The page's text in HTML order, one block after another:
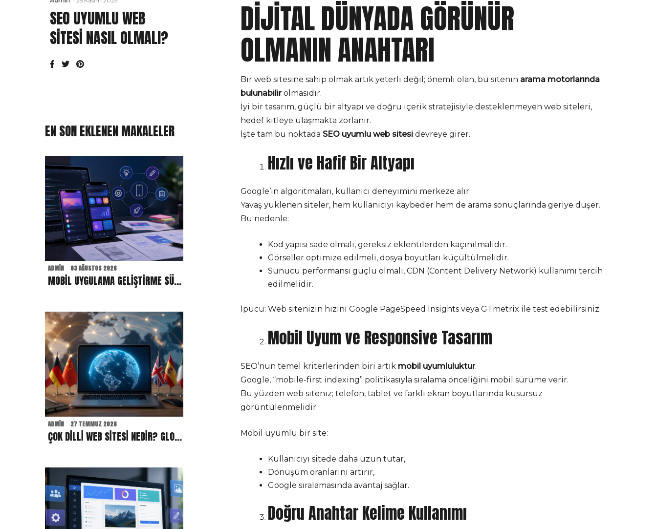
SEO UYUMLU WEB
SITESI NASIL OLMALI?
EN SON EKLENEN MAKALELER
ADMIN 03 AĞUSTOS 2026
MOBIL UYGULAMA GELIŞTIRME SÜRECI: IOS VE ANDROID UYGULAMALAR MARKALARA NE KAZANDIRIR?
ADMIN 27 TEMMUZ 2026
ÇOK DILLI WEB SITESI NEDIR? GLOBAL HEDEF KITLEYE ULAŞMAK İSTEYEN MARKALAR İÇIN AVANTAJLARI
DIJITAL DÜNYADA GÖRÜNÜR
OLMANIN ANAHTARI
Bir web sitesine sahip olmak artık yeterli değil; önemli olan, bu sitenin arama motorlarında
bulunabilirolmasıdır.
İyi bir tasarım, güçlü bir altyapı ve doğru içerik stratejisiyle desteklenmeyen web siteleri,
hedef kitleye ulaşmakta zorlanır.
İşte tam bu noktada SEO uyumlu web sitesi devreye girer.
Hızlı ve Hafif Bir Altyapı
Google’ın algoritmaları, kullanıcı deneyimini merkeze alır.
Yavaş yüklenen siteler, hem kullanıcıyı kaybeder hem de arama sonuçlarında geriye düşer.
Bu nedenle:
Kod yapısı sade olmalı, gereksiz eklentilerden kaçınılmalıdır.
Görseller optimize edilmeli, dosya boyutları küçültülmelidir.
Sunucu performansı güçlü olmalı, CDN (Content Delivery Network) kullanımı tercih
edilmelidir.
İpucu: Web sitenizin hızını Google PageSpeed Insights veya GTmetrix ile test edebilirsiniz.
Mobil Uyum ve Responsive Tasarım
SEO’nun temel kriterlerinden biri artık mobil uyumluluktur.
Google, “mobile-first indexing” politikasıyla sıralama önceliğini mobil sürüme verir.
Bu yüzden web siteniz; telefon, tablet ve farklı ekran boyutlarında kusursuz
görüntülenmelidir.
Mobil uyumlu bir site:
Kullanıcıyı sitede daha uzun tutar,
Dönüşüm oranlarını artırır,
Google sıralamasında avantaj sağlar.
Doğru Anahtar Kelime Kullanımı